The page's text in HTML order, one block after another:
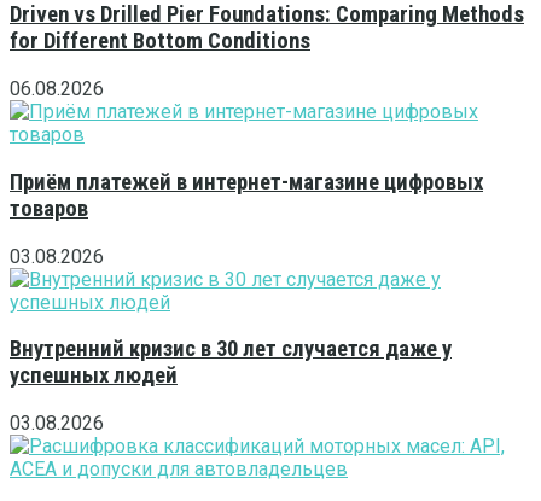
Driven vs Drilled Pier Foundations: Comparing Methods
for Different Bottom Conditions
06.08.2026
Приём платежей в интернет-магазине цифровых
товаров
03.08.2026
Внутренний кризис в 30 лет случается даже у
успешных людей
03.08.2026